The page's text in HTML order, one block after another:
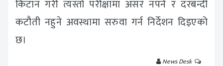
किटान गरी त्यस्तो परीक्षामा असर नपर्ने र दरबन्दी
कटौती नहुने अवस्थामा सरुवा गर्न निर्देशन दिइएको
छ।
News Desk